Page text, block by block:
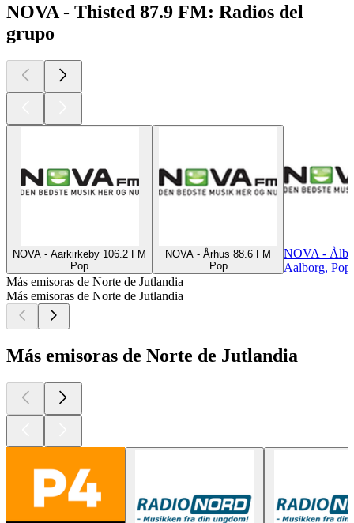
NOVA - Thisted 87.9 FM: Radios del
grupo
NOVA - Aarkirkeby 106.2 FM
Pop
NOVA - Århus 88.6 FM
Pop
NOVA -
Aalborg, Pop
Más emisoras de Norte de Jutlandia
Más emisoras de Norte de Jutlandia
Más emisoras de Norte de Jutlandia